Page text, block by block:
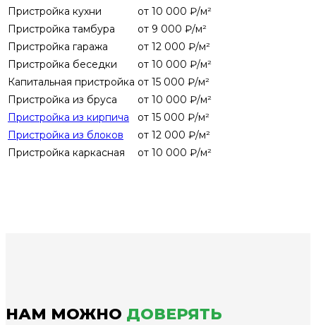
Пристройка кухни
от 10 000 ₽/м²
Пристройка тамбура
от 9 000 ₽/м²
Пристройка гаража
от 12 000 ₽/м²
Пристройка беседки
от 10 000 ₽/м²
Капитальная пристройка от 15 000 ₽/м²
Пристройка из бруса
от 10 000 ₽/м²
Пристройка из кирпича
от 15 000 ₽/м²
Пристройка из блоков
от 12 000 ₽/м²
Пристройка каркасная
от 10 000 ₽/м²
НАМ МОЖНО ДОВЕРЯТЬ